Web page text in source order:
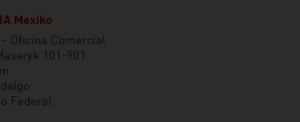
Mexiko
- Oficina Comercial
101-901
Federal